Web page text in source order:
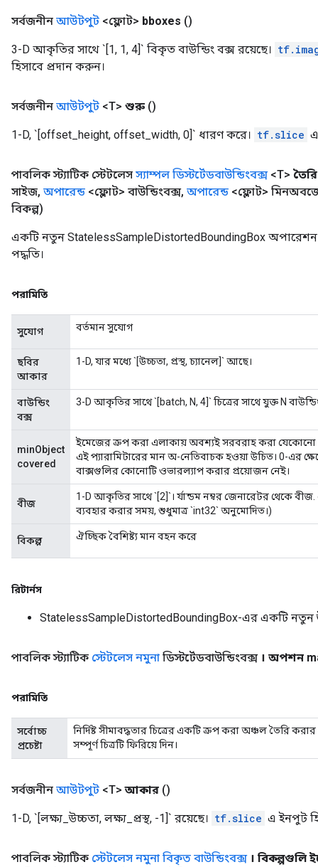
সর্বজনীন আউটপুট <ফ্লোট> bboxes ()
3-D আকৃতির সাথে `[1, 1, 4]` বিকৃত বাউন্ডিং বক্স রয়েছে।
হিসাবে প্রদান করুন।
সর্বজনীন আউটপুট <T> শুরু ()
1-D, `[offset_height, offset_width, 0]` ধারণ করে। tf.slice
পাবলিক স্ট্যাটিক স্টেটলেস স্যাম্পল ডিস্টর্টেডবাউন্ডিংবক্স<T>
সাইজ, অপারেন্ড <ফ্লোট> বাউন্ডিংবক্স, অপারেন্ড <ফ্লোট>
বিকল্প)
একটি নতুন StatelessSampleDistortedBoundingBox
পদ্ধতি।
পরামিতি
সুযোগ বর্তমান সুযোগ
ছবির
আকার
1-D, যার মধ্যে `[উচ্চতা, প্রস্থ, চ্যানেল]` আছে।
বাউন্ডিং
বক্স
3-D আকৃতির সাথে `[batch, N, 4]` চিত্রের সাথে যুক্ত N বাউন্ডিং
minObject
covered
ইমেজের ক্রপ করা এলাকায় অবশ্যই সরবরাহ করা যেকোনো
এই প্যারামিটারের মান অ-নেতিবাচক হওয়া উচিত। 0-এর
বাক্সগুলির কোনোটি ওভারল্যাপ করার প্রয়োজন নেই।
বীজ
1-D আকৃতির সাথে `[2]`। র্যান্ডম নম্বর জেনারেটর থেকে
ব্যবহার করার সময়, শুধুমাত্র `int32` অনুমোদিত।)
বিকল্প ঐচ্ছিক বৈশিষ্ট্য মান বহন করে
রিটার্নস
StatelessSampleDistortedBoundingBox-এর একটি নতুন
পাবলিক স্ট্যাটিক স্টেটলেস নমুনা ডিস্টর্টেডবাউন্ডিংবক্স । অপশন
পরামিতি
সর্বোচ্চ
প্রচেষ্টা
নির্দিষ্ট সীমাবদ্ধতার চিত্রের একটি ক্রপ করা অঞ্চল তৈরি করার
সম্পূর্ণ চিত্রটি ফিরিয়ে দিন।
সর্বজনীন আউটপুট <T> আকার ()
1-D, `[লক্ষ্য_উচ্চতা, লক্ষ্য_প্রস্থ, -1]` রয়েছে। tf.slice এ ইনপুট
পাবলিক স্ট্যাটিক স্টেটলেস নমুনা বিকৃত বাউন্ডিংবক্স । বিকল্পগুলি